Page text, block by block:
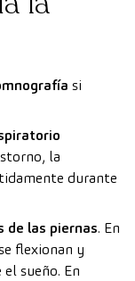
si
la
durante
de las piernas. En
flexionan y
sueño. En